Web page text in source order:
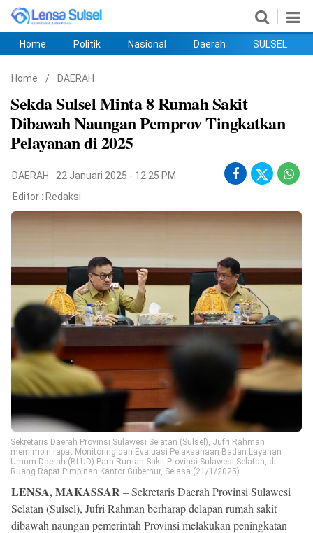
Copyright
2026
lensasulsel.com
.
Right
Reserved
Home Politik Nasional Daerah SULSEL
Home / DAERAH
Sekda Sulsel Minta 8 Rumah Sakit
Dibawah Naungan Pemprov Tingkatkan
Pelayanan di 2025
DAERAH
22 Januari 2025 - 12:25 PM
Editor : Redaksi
Sekretaris Daerah Provinsi Sulawesi Selatan (Sulsel), Jufri Rahman
memimpin rapat Monitoring dan Evaluasi Pelaksanaan Badan Layanan
Umum Daerah (BLUD) Para Rumah Sakit Provinsi Sulawesi Selatan, di
Ruang Rapat Pimpinan Kantor Gubernur, Selasa (21/1/2025).
LENSA, MAKASSAR– Sekretaris Daerah Provinsi Sulawesi
Selatan (Sulsel), Jufri Rahman berharap delapan rumah sakit
dibawah naungan pemerintah Provinsi melakukan peningkatan